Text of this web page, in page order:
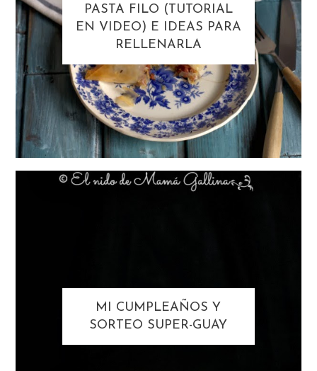
PASTA FILO (TUTORIAL
EN VIDEO) E IDEAS PARA
RELLENARLA
MI CUMPLEAÑOS Y
SORTEO SUPER-GUAY